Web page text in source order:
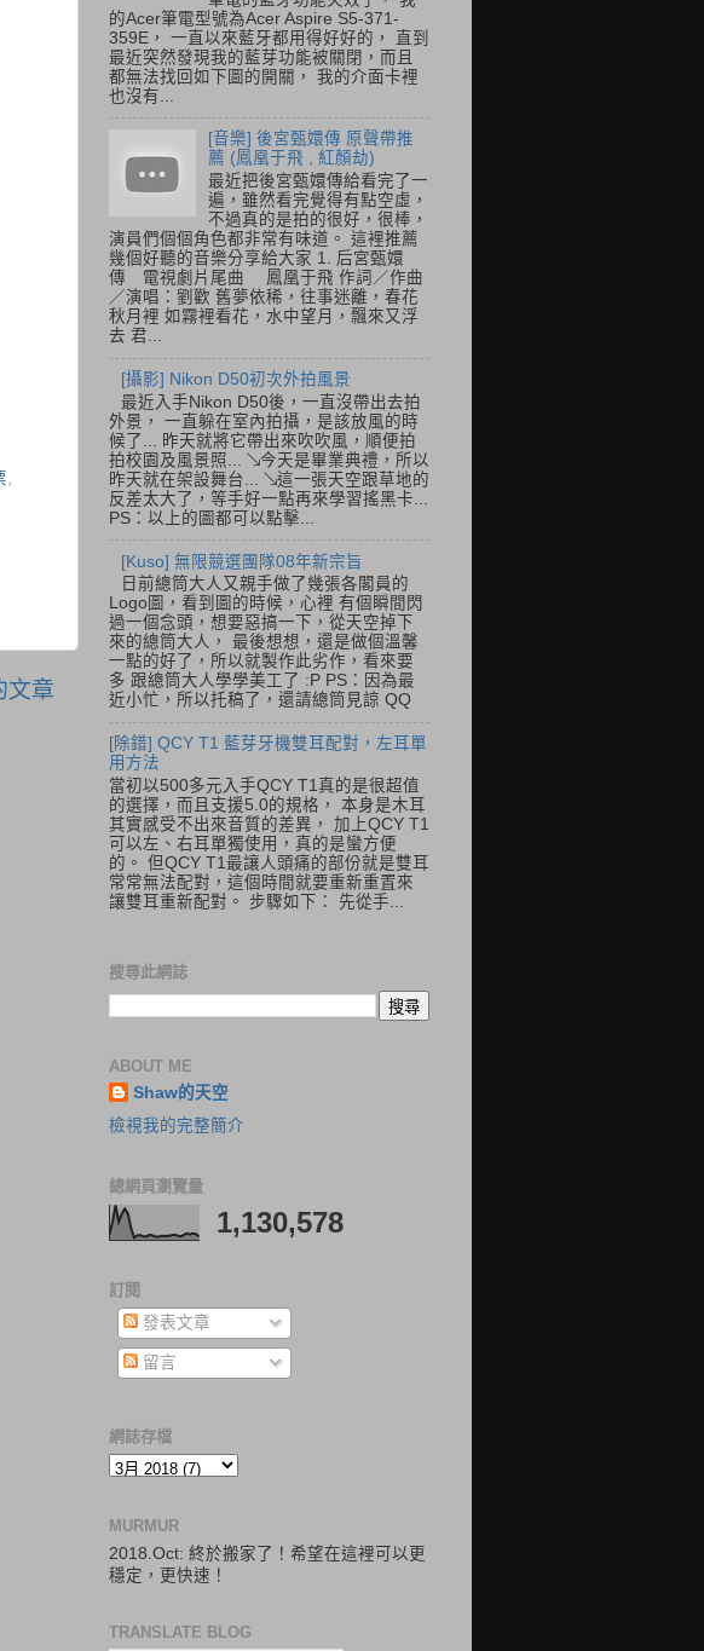
文章
的Acer筆電型號為Acer Aspire S5-371-
359E， 一直以來藍牙都用得好好的， 直到
最近突然發現我的藍芽功能被關閉，而且
都無法找回如下圖的開關， 我的介面卡裡
也沒有...
[音樂] 後宮甄嬛傳 原聲帶推
薦 (鳳凰于飛 , 紅顏劫)
最近把後宮甄嬛傳給看完了一
遍，雖然看完覺得有點空虛，
不過真的是拍的很好，很棒，
演員們個個角色都非常有味道。 這裡推薦
幾個好聽的音樂分享給大家 1. 后宮甄嬛
傳 電視劇片尾曲 鳳凰于飛 作詞／作曲
／演唱：劉歡 舊夢依稀，往事迷離，春花
秋月裡 如霧裡看花，水中望月，飄來又浮
去 君...
[攝影] Nikon D50初次外拍風景
最近入手Nikon D50後，一直沒帶出去拍
外景， 一直躲在室內拍攝，是該放風的時
候了... 昨天就將它帶出來吹吹風，順便拍
拍校園及風景照... ↘今天是畢業典禮，所以
昨天就在架設舞台... ↘這一張天空跟草地的
反差太大了，等手好一點再來學習搖黑卡...
PS：以上的圖都可以點擊...
[Kuso] 無限競選團隊08年新宗旨
日前總筒大人又親手做了幾張各閣員的
Logo圖，看到圖的時候，心裡 有個瞬間閃
過一個念頭，想要惡搞一下，從天空掉下
來的總筒大人， 最後想想，還是做個溫馨
一點的好了，所以就製作此劣作，看來要
多 跟總筒大人學學美工了 :P PS：因為最
近小忙，所以托稿了，還請總筒見諒 QQ
[除錯] QCY T1 藍芽牙機雙耳配對，左耳單
用方法
當初以500多元入手QCY T1真的是很超值
的選擇，而且支援5.0的規格， 本身是木耳
其實感受不出來音質的差異， 加上QCY T1
可以左、右耳單獨使用，真的是蠻方便
的。 但QCY T1最讓人頭痛的部份就是雙耳
常常無法配對，這個時間就要重新重置來
讓雙耳重新配對。 步驟如下： 先從手...
搜尋此網誌
ABOUT ME
Shaw的天空
檢視我的完整簡介
總網頁瀏覽量
1,130,578
訂閱
發表文章
留言
網誌存檔
MURMUR
2018.Oct: 終於搬家了！希望在這裡可以更
穩定，更快速！
TRANSLATE BLOG